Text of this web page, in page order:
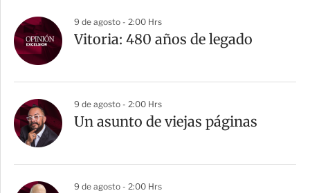
9 de agosto - 2:00 Hrs
Vitoria: 480 años de legado
9 de agosto - 2:00 Hrs
Un asunto de viejas páginas
9 de agosto - 2:00 Hrs